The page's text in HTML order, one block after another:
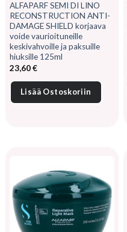
ALFAPARF SEMI DI LINO
RECONSTRUCTION ANTI-
DAMAGE SHIELD korjaava
voide vaurioituneille
keskivahvoille ja paksuille
hiuksille 125ml
23,60€
Lisää Ostoskoriin